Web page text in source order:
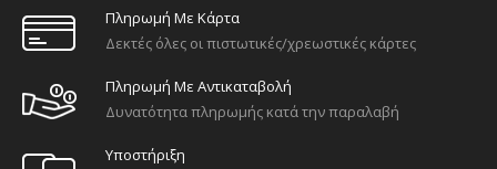
Πληρωμή Με Κάρτα
Δεκτές όλες οι πιστωτικές/χρεωστικές κάρτες
Πληρωμή Με Αντικαταβολή
Δυνατότητα πληρωμής κατά την παραλαβή
Υποστήριξη